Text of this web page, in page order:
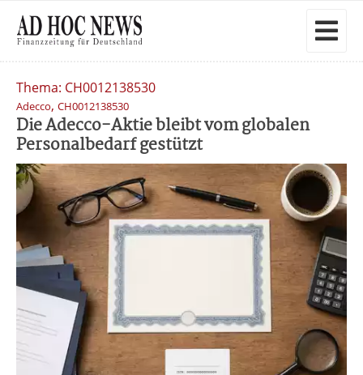
Thema: CH0012138530
Adecco, CH0012138530
Die Adecco-Aktie bleibt vom globalen
Personalbedarf gestützt